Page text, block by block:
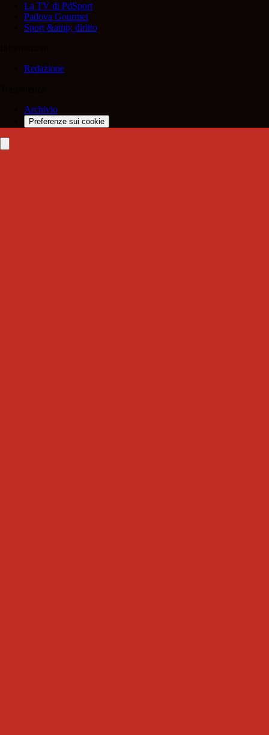
La TV di PdSport
Padova Gourmet
Sport &amp; diritto
Redazione
Archivio
Preferenze sui cookie